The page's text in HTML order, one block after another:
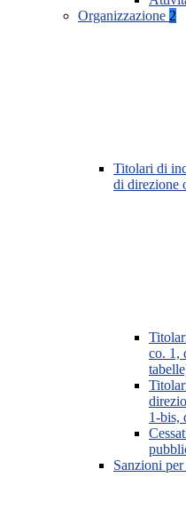
Organizzazione 2
Titolari di
di direzione
co. 1,
1-bis,
Sanzioni